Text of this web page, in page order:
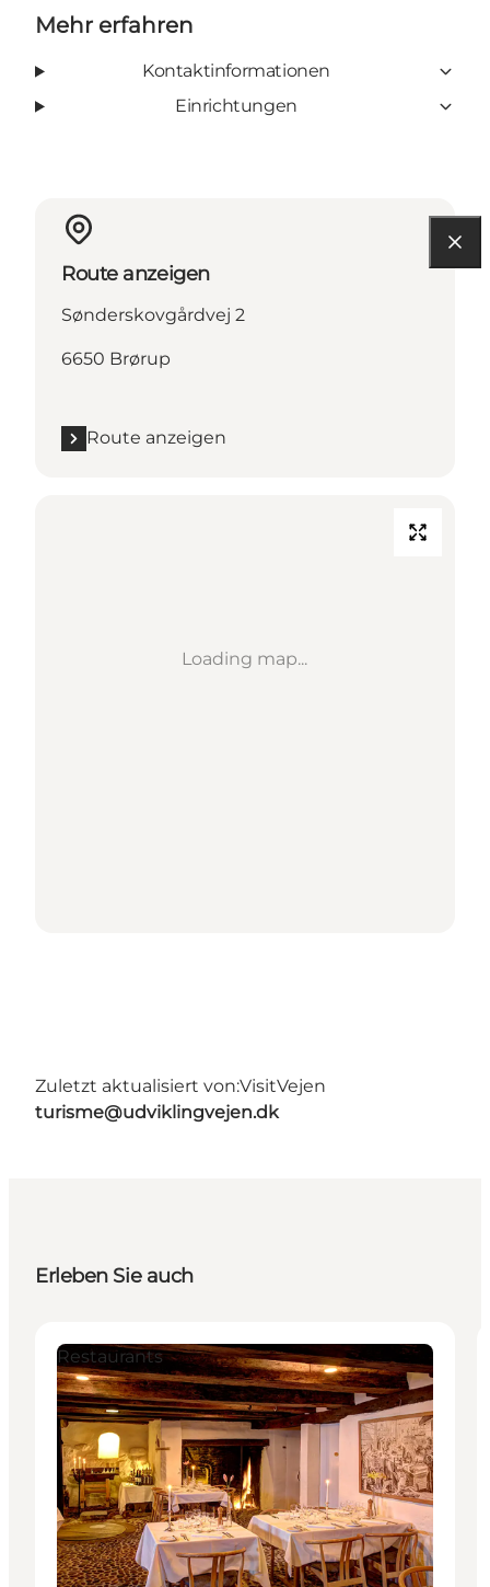
Mehr erfahren
Kontaktinformationen
Einrichtungen
Route anzeigen
Sønderskovgårdvej 2
6650 Brørup
Route anzeigen
Loading map...
Zuletzt aktualisiert von:VisitVejen
turisme@udviklingvejen.dk
Erleben Sie auch
Restaurants